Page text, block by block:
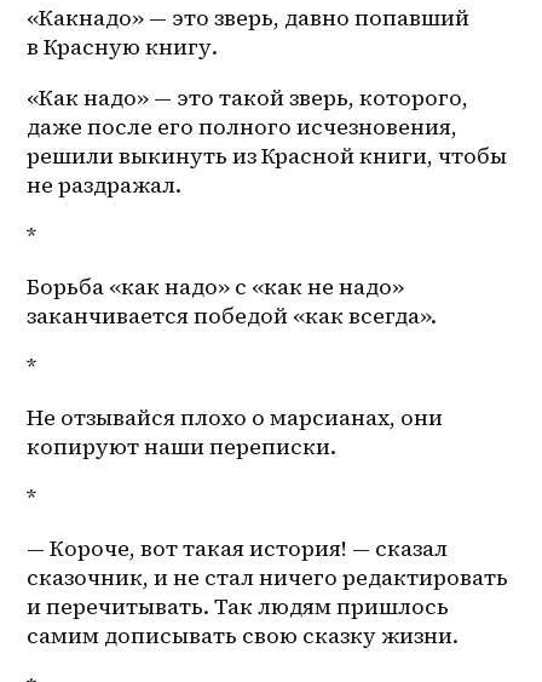
«Какнадо» — это зверь, давно попавший
в Красную книгу.
«Как надо» — это такой зверь, которого,
даже после его полного исчезновения,
решили выкинуть из Красной книги, чтобы
не раздражал.
*
Борьба «как надо» с «как не надо»
заканчивается победой «как всегда».
*
Не отзывайся плохо о марсианах, они
копируют наши переписки.
*
— Короче, вот такая история! — сказал
сказочник, и не стал ничего редактировать
и перечитывать. Так людям пришлось
самим дописывать свою сказку жизни.